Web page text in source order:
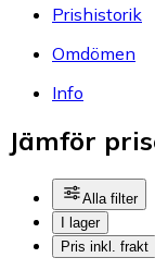
Prishistorik
Omdömen
Info
Jämför
Alla filter
I lager
Pris inkl. frakt